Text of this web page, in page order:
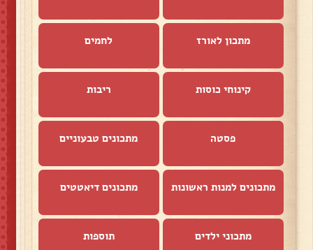
מתכון לאורז לחמים
קינוחי כוסות ריבות
פסטה מתכונים טבעוניים
מתכונים למנות ראשונות מתכונים דיאטטים
מתכוני ילדים תוספות